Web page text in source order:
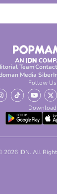
Team
Media Siber
Follow Us
Download
2026 IDN. All